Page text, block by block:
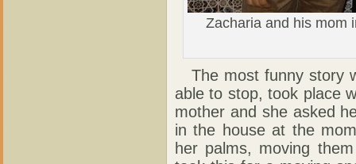
Zacharia and his mom
The most funny story
able to stop, took place
mother and she asked
in the house at the
her palms, moving